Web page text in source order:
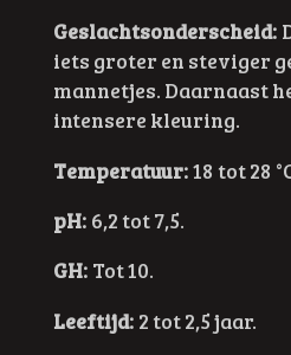
Geslachtsonderscheid:
iets groter en steviger
mannetjes. Daarnaast
intensere kleuring.
Temperatuur:18 tot 28
pH: 6,2 tot 7,5.
GH: Tot 10.
Leeftijd: 2 tot 2,5 jaar.